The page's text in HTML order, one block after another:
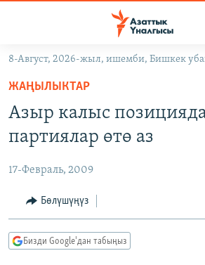
Навигацияга
өтүңүз
Издөөгө
салыңызКЫРГЫЗСТАН
ЭКОНОМИКА
МАДАНИЯТ
ДҮЙНӨ
БОРБОР АЗИЯ
УКРАИНА
АТАЙЫН ИЛИКТӨӨ
ТВ ПРОГРАММАЛАР
ЭКСПЕРТТЕР ТАЛДАЙТ
ӨЗГӨЧӨ ПИКИР
8-Август, 2026-жыл, ишемби, Бишкек
ЖАҢЫЛЫКТАР
Азыр калыс
партиялар өтө аз
17-Февраль, 2009
Бөлүшүңүз
Бизди Google'дан табыңыз